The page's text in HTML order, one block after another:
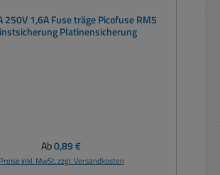
250V 1,6A Fuse träge Picofuse RM5
Platinensicherung
Regulärer Preis:
Ab0,89 €
Preise inkl. MwSt. zzgl. Versandkosten